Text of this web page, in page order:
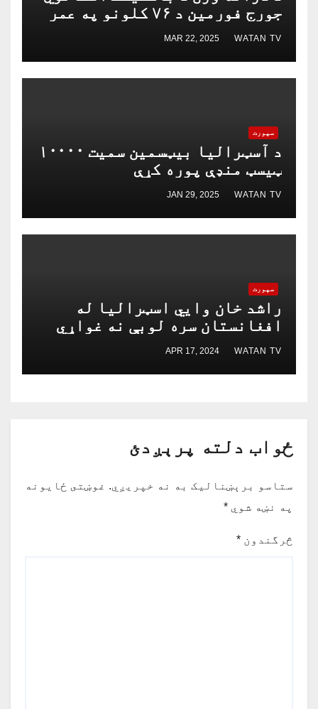
جورج فورمین د ۷۶ کلونو په عمر
مړ شو
MAR 22, 2025 WATAN TV
سپورت
د آسټرالیا بیټسمین سمیت ۱۰۰۰۰
ټیسټ منډې پوره کړې
JAN 29, 2025 WATAN TV
سپورت
راشد خان وايي اسټرالیا له
افغانستان سره لوبې نه غواړي
اما ما په بېګ باش لیګ کې
غواړي؛ څه مانا؟
APR 17, 2024 WATAN TV
ځواب دلته پرېږدئ
ستاسو برېښناليک به نه خپريږي. غوښتى ځایونه
په نښه شوي *
څرگندون *